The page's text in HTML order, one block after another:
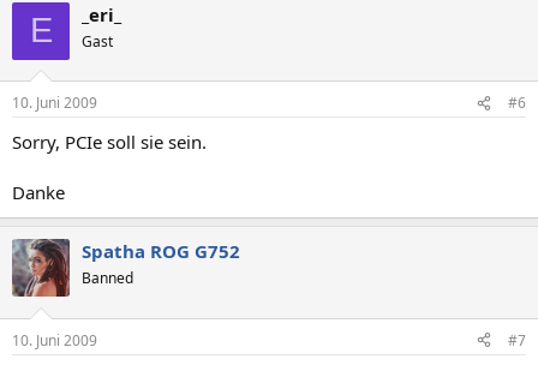
E _eri_
Gast
10. Juni 2009 #6
Sorry, PCIe soll sie sein.
Danke
Spatha ROG G752
Banned
10. Juni 2009 #7